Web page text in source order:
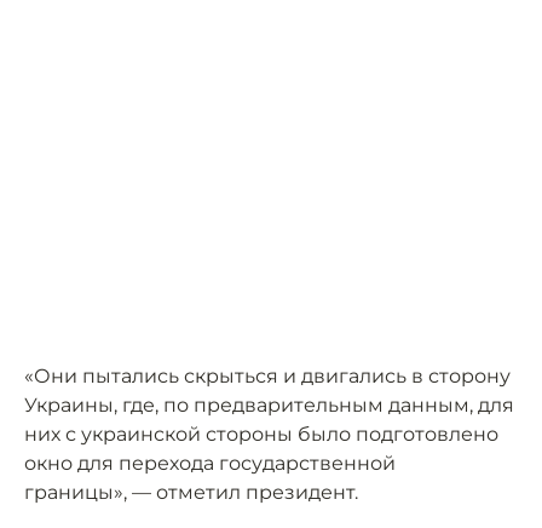
«Они пытались скрыться и двигались в сторону
Украины, где, по предварительным данным, для
них с украинской стороны было подготовлено
окно для перехода государственной
границы», — отметил президент.